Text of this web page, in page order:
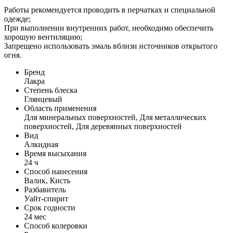
Работы рекомендуется проводить в перчатках и специальной
одежде;
При выполнении внутренних работ, необходимо обеспечить
хорошую вентиляцию;
Запрещено использовать эмаль вблизи источников открытого
огня.
Бренд
Лакра
Степень блеска
Глянцевый
Область применения
Для минеральных поверхностей, Для металлических
поверхностей, Для деревянных поверхностей
Вид
Алкидная
Время высыхания
24 ч
Способ нанесения
Валик, Кисть
Разбавитель
Уайт-спирит
Срок годности
24 мес
Способ колеровки